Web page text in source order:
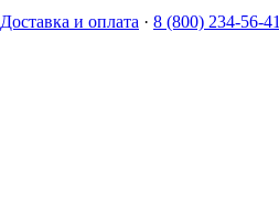
Доставка и оплата · 8 (800) 234-56-41